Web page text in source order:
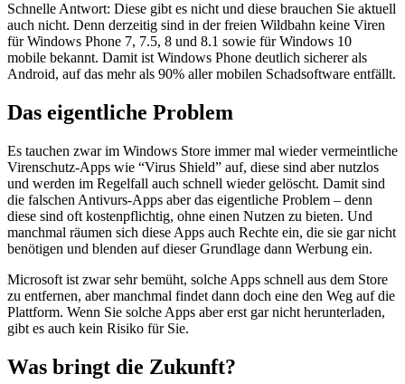
Schnelle Antwort: Diese gibt es nicht und diese brauchen Sie aktuell
auch nicht. Denn derzeitig sind in der freien Wildbahn keine Viren
für Windows Phone 7, 7.5, 8 und 8.1 sowie für Windows 10
mobile bekannt. Damit ist Windows Phone deutlich sicherer als
Android, auf das mehr als 90% aller mobilen Schadsoftware entfällt.
Das eigentliche Problem
Es tauchen zwar im Windows Store immer mal wieder vermeintliche
Virenschutz-Apps wie “Virus Shield” auf, diese sind aber nutzlos
und werden im Regelfall auch schnell wieder gelöscht. Damit sind
die falschen Antivurs-Apps aber das eigentliche Problem – denn
diese sind oft kostenpflichtig, ohne einen Nutzen zu bieten. Und
manchmal räumen sich diese Apps auch Rechte ein, die sie gar nicht
benötigen und blenden auf dieser Grundlage dann Werbung ein.
Microsoft ist zwar sehr bemüht, solche Apps schnell aus dem Store
zu entfernen, aber manchmal findet dann doch eine den Weg auf die
Plattform. Wenn Sie solche Apps aber erst gar nicht herunterladen,
gibt es auch kein Risiko für Sie.
Was bringt die Zukunft?